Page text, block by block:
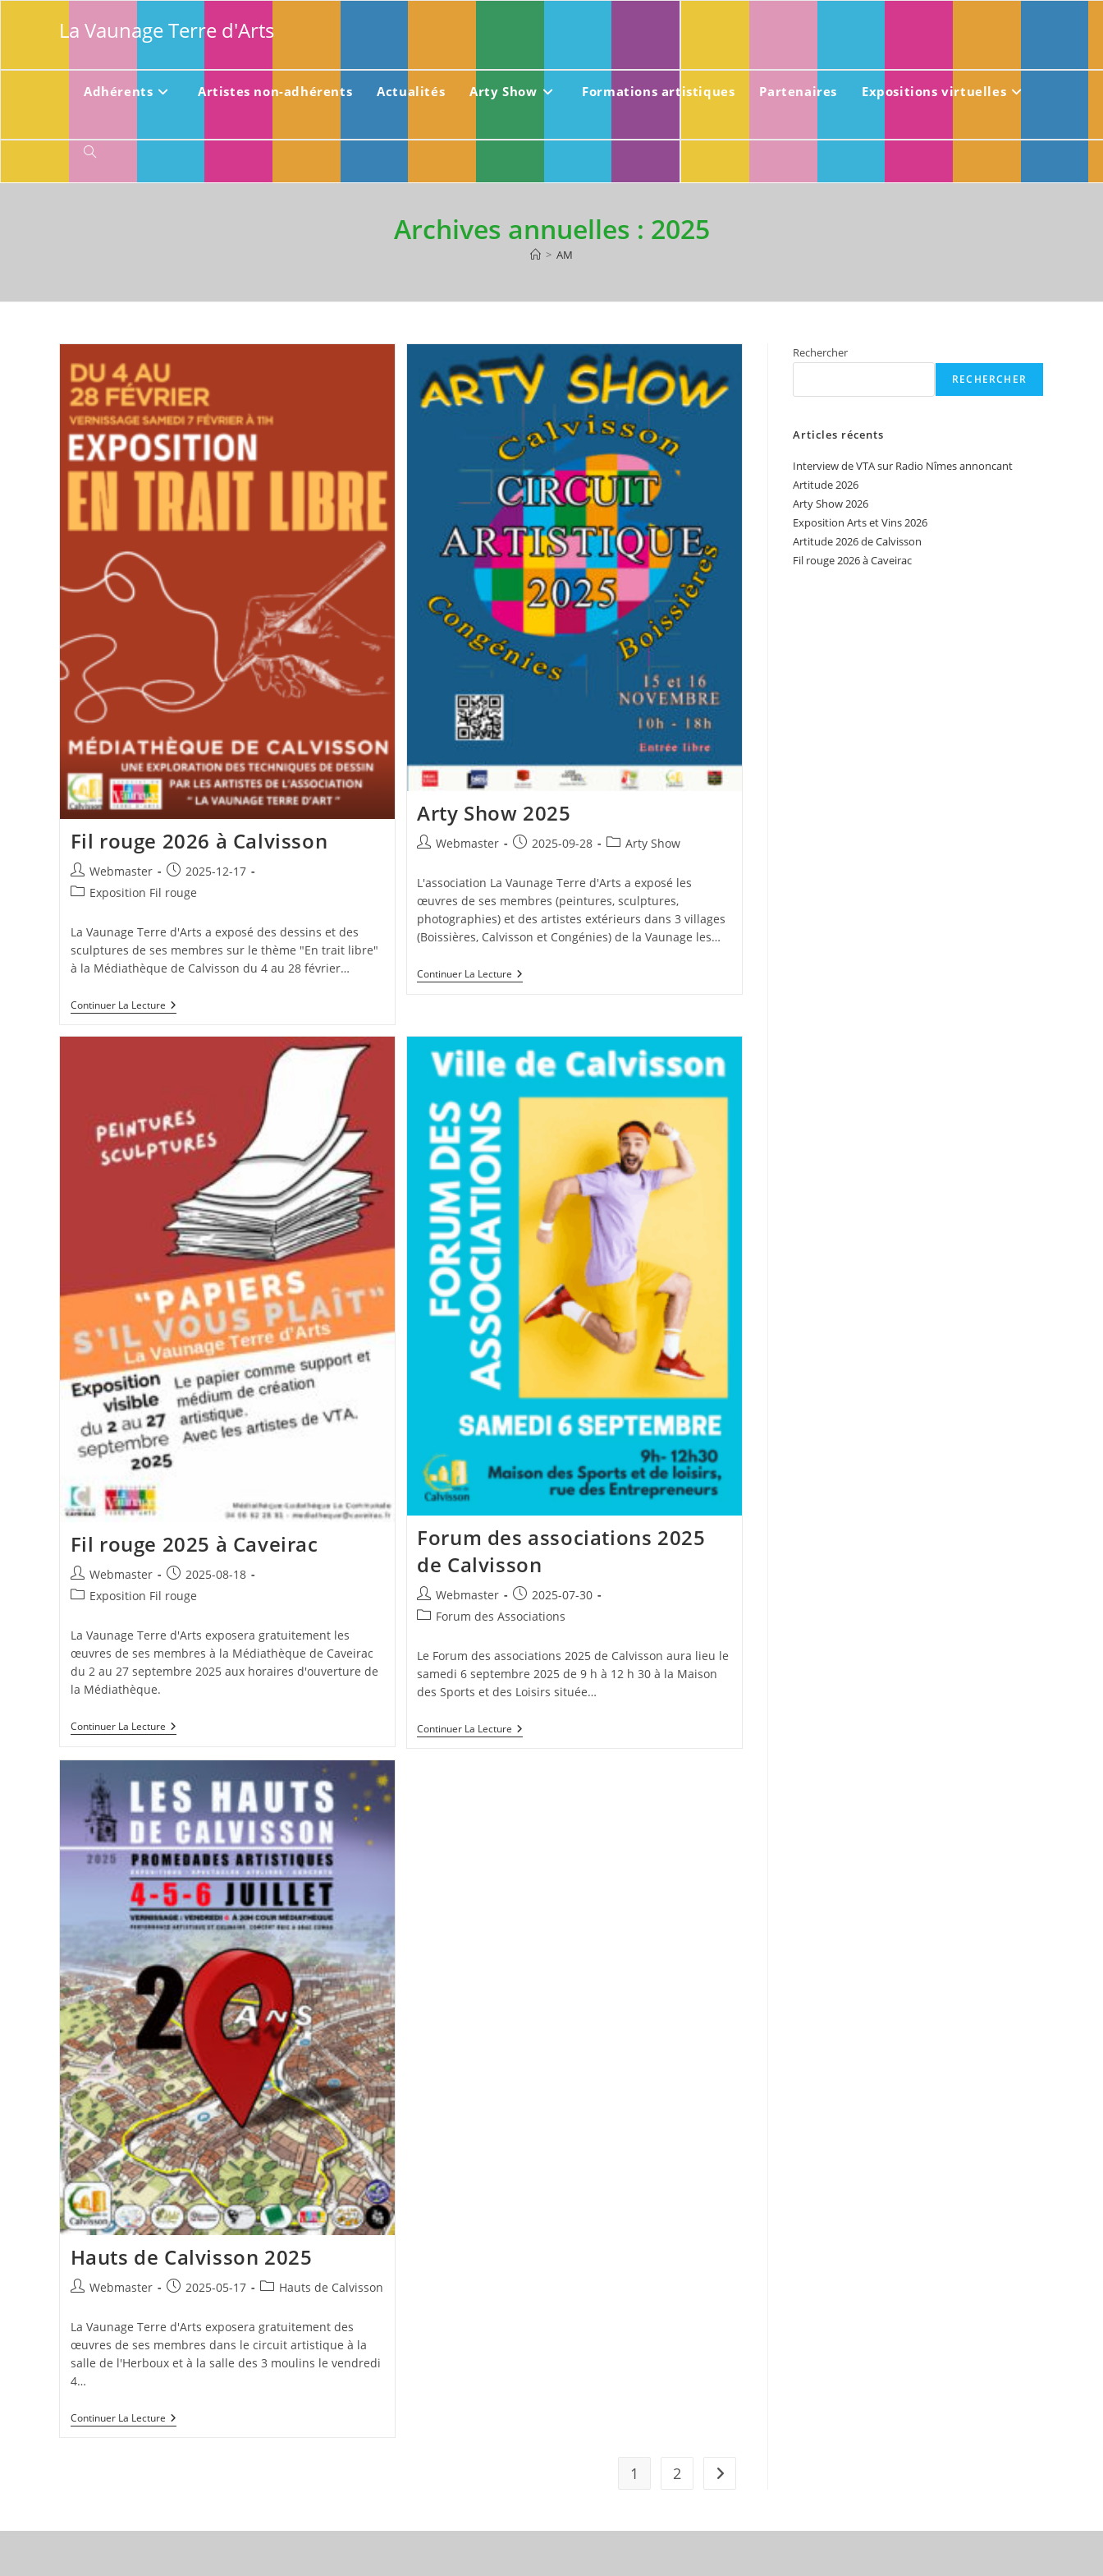
La Vaunage Terre d'Arts
Adhérents Artistes non-adhérents Actualités Arty Show Formations artistiques Partenaires Expositions virtuelles
Toggle
Archives annuelles : 2025
> AM
Fil rouge 2026 à Calvisson
Auteur/autrice
de
Webmaster
Publication
publiée :
2025-12-17
PostExposition Fil rouge
La Vaunage Terre d'Arts a exposé des dessins et des
sculptures de ses membres sur le thème "En trait libre"
à la Médiathèque de Calvisson du 4 au 28 février…
Continuer La LectureFil
Rouge
Arty Show 2025
Auteur/autrice
la
publication :
Webmaster
Publication
2025-09-28
PostArty Show
L'association La Vaunage Terre d'Arts a exposé les
œuvres de ses membres (peintures, sculptures,
photographies) et des artistes extérieurs dans 3 villages
(Boissières, Calvisson et Congénies) de la Vaunage les…
Continuer La Lecture Arty
Show
Fil rouge 2025 à Caveirac
Auteur/autrice
de
Webmaster
Publication
publiée :
2025-08-18
PostExposition Fil rouge
La Vaunage Terre d'Arts exposera gratuitement les
œuvres de ses membres à la Médiathèque de Caveirac
du 2 au 27 septembre 2025 aux horaires d'ouverture de
la Médiathèque.
Continuer La LectureFil
Rouge
Caveirac
Forum des associations 2025
de Calvisson
Auteur/autrice
de
Webmaster
Publication
publiée :
2025-07-30
PostForum des Associations
Le Forum des associations 2025 de Calvisson aura lieu le
samedi 6 septembre 2025 de 9 h à 12 h 30 à la Maison
des Sports et des Loisirs située…
Continuer La Lecture Forum
Des
Hauts de Calvisson 2025
Auteur/autrice
la
publication :
Webmaster
Publication
2025-05-17
PostHauts de Calvisson
La Vaunage Terre d'Arts exposera gratuitement des
œuvres de ses membres dans le circuit artistique à la
salle de l'Herboux et à la salle des 3 moulins le vendredi
4…
Continuer La LectureHauts
De
1 2 Aller à la page suivante
Rechercher
RECHERCHER
Articles récents
Interview de VTA sur Radio Nîmes annoncant
Artitude 2026
Arty Show 2026
Exposition Arts et Vins 2026
Artitude 2026 de Calvisson
Fil rouge 2026 à Caveirac